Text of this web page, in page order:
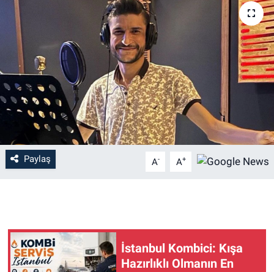
Paylaş A- A+
İstanbul Kombici: Kışa
Hazırlıklı Olmanın En